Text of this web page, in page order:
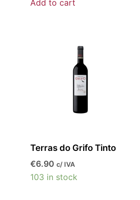
Add to cart
Terras do Grifo Tinto
€6.90 c/ IVA
103 in stock